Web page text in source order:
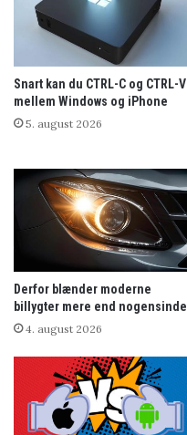
Snart kan du CTRL-C og CTRL-V
mellem Windows og iPhone
5. august 2026
Derfor blænder moderne
billygter mere end nogensinde
4. august 2026